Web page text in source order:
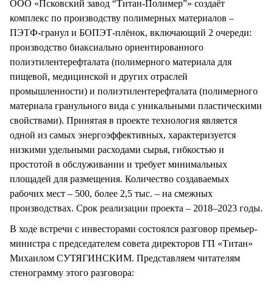
ООО «Псковский завод “Титан-Полимер”» создаёт
комплекс по производству полимерных материалов –
ПЭТФ-гранул и БОПЭТ-плёнок, включающий 2 очереди:
производство биаксиально ориентированного
полиэтилентерефталата (полимерного материала для
пищевой, медицинской и других отраслей
промышленности) и полиэтилентерефталата (полимерного
материала гранульного вида с уникальными пластическими
свойствами). Принятая в проекте технология является
одной из самых энергоэффективных, характеризуется
низкими удельными расходами сырья, гибкостью и
простотой в обслуживании и требует минимальных
площадей для размещения. Количество создаваемых
рабочих мест – 500, более 2,5 тыс. – на смежных
производствах. Срок реализации проекта – 2018–2023 годы.
В ходе встречи с инвесторами состоялся разговор премьер-
министра с председателем совета директоров ГП «Титан»
Михаилом СУТЯГИНСКИМ. Представляем читателям
стенограмму этого разговора: